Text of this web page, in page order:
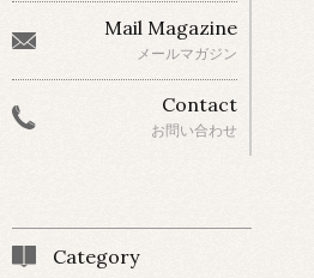
Mail Magazine
メールマガジン
Contact
お問い合わせ
Category